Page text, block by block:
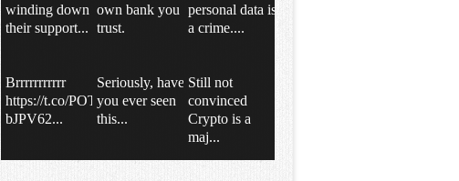
winding down
their support...
own bank you
trust.
personal data is
a crime....
Brrrrrrrrrrr
https://t.co/POT
bJPV62...
Seriously, have
you ever seen
this...
Still not
convinced
Crypto is a
maj...